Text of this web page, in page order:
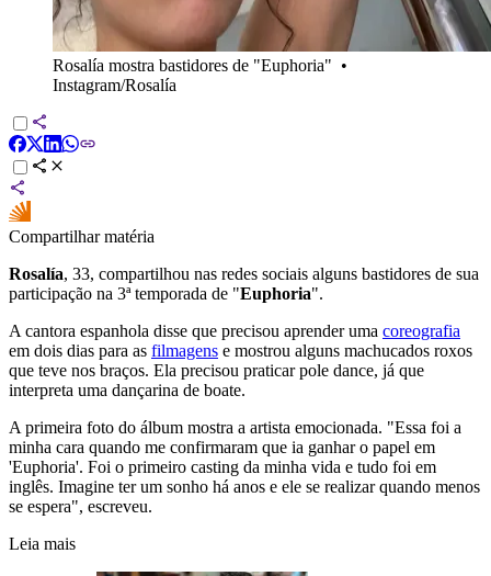
Rosalía mostra bastidores de "Euphoria" •
Instagram/Rosalía
Compartilhar matéria
Rosalía, 33, compartilhou nas redes sociais alguns bastidores de sua
participação na 3ª temporada de "Euphoria".
A cantora espanhola disse que precisou aprender uma coreografia
em dois dias para as filmagens e mostrou alguns machucados roxos
que teve nos braços. Ela precisou praticar pole dance, já que
interpreta uma dançarina de boate.
A primeira foto do álbum mostra a artista emocionada. "Essa foi a
minha cara quando me confirmaram que ia ganhar o papel em
'Euphoria'. Foi o primeiro casting da minha vida e tudo foi em
inglês. Imagine ter um sonho há anos e ele se realizar quando menos
se espera", escreveu.
Leia mais